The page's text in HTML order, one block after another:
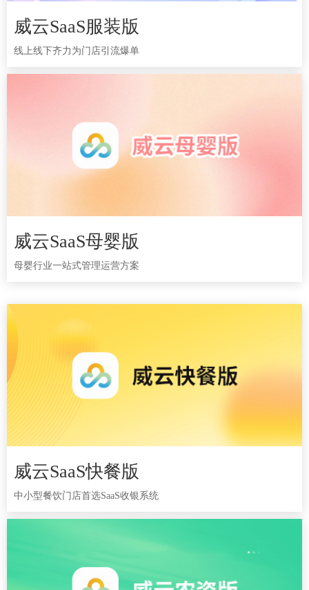
威云SaaS服装版
线上线下齐力为门店引流爆单
威云SaaS服装版
线上线下齐力为门店引流爆单
威云SaaS母婴版
母婴行业一站式管理运营方案
威云SaaS母婴版
母婴行业一站式管理运营方案
威云SaaS快餐版
中小型餐饮门店首选SaaS收银系统
威云SaaS快餐版
中小型餐饮门店首选SaaS收银系统